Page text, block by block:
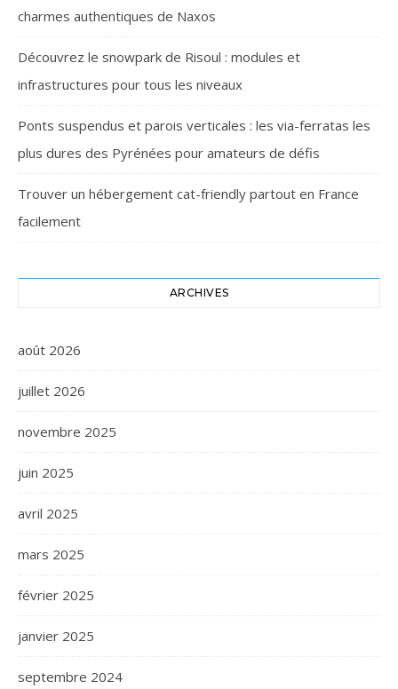
charmes authentiques de Naxos
Découvrez le snowpark de Risoul : modules et
infrastructures pour tous les niveaux
Ponts suspendus et parois verticales : les via-ferratas les
plus dures des Pyrénées pour amateurs de défis
Trouver un hébergement cat-friendly partout en France
facilement
ARCHIVES
août 2026
juillet 2026
novembre 2025
juin 2025
avril 2025
mars 2025
février 2025
janvier 2025
septembre 2024